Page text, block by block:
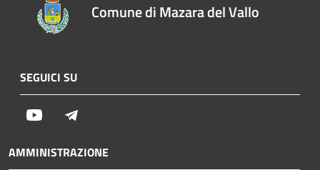
Comune di Mazara del Vallo
SEGUICI SU
Youtube
AMMINISTRAZIONE